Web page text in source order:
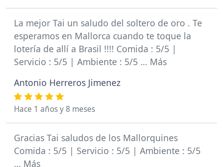
La mejor Tai un saludo del soltero de oro . Te
esperamos en Mallorca cuando te toque la
lotería de allí a Brasil !!!! Comida : 5/5 |
Servicio : 5/5 | Ambiente : 5/5 … Más
Antonio Herreros Jimenez
Hace 1 años y 8 meses
Gracias Tai saludos de los Mallorquines
Comida : 5/5 | Servicio : 5/5 | Ambiente : 5/5
… Más